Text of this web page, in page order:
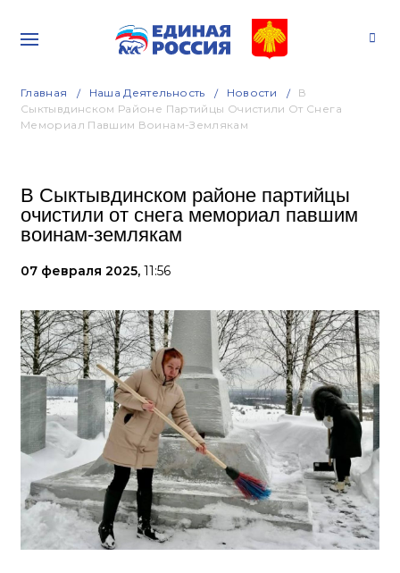
Главная Наша Деятельность Новости
В
Сыктывдинском Районе Партийцы Очистили От Снега
Мемориал Павшим Воинам-Землякам
В Сыктывдинском районе партийцы
очистили от снега мемориал павшим
воинам-землякам
07 февраля 2025, 11:56